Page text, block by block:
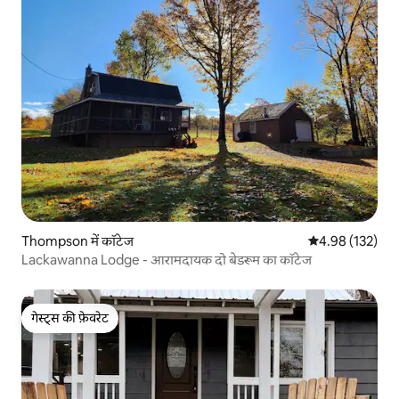
Thompson में कॉटेज औसत रेटिंग 5 में से
4.98 (132)
Lackawanna Lodge - आरामदायक दो बेडरूम का कॉटेज
गेस्ट्स की फ़ेवरेट
गेस्ट्स की फ़ेवरेट